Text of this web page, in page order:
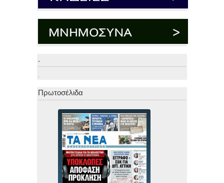
.
.
Πρωτοσέλιδα